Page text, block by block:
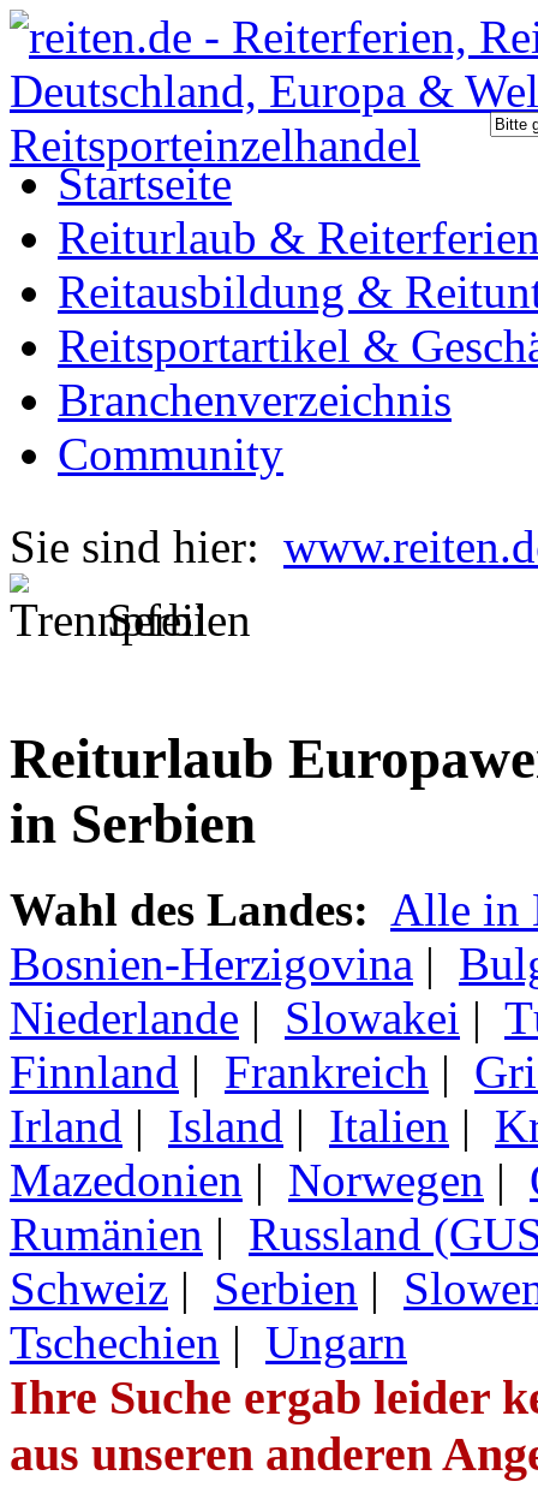
Startseite
Reiturlaub &
Reitausbildung &
Reitsportartikel &
Branchenverzeichnis
Community
Sie sind hier:
Serbien
Reiturlaub
in Serbien
Wahl des Landes: Alle in
Bosnien-Herzigovina |
Niederlande | Slowakei |
Finnland | Frankreich |
Irland | Island | Italien |
Mazedonien | Norwegen |
Rumänien | Russland
Schweiz | Serbien |
Tschechien | Ungarn
Ihre Suche ergab leider
aus unseren anderen